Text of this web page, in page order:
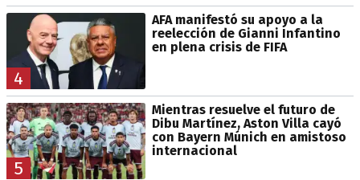
4
AFA manifestó su apoyo a la
reelección de Gianni Infantino
en plena crisis de FIFA
5
Mientras resuelve el futuro de
Dibu Martínez, Aston Villa cayó
con Bayern Múnich en amistoso
internacional